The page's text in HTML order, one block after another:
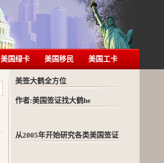
美国绿卡 美国移民 美国工卡
美签大鹤全方位
作者:美国签证找大鹤he
从2005年开始研究各类美国签证